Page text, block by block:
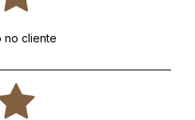
no cliente